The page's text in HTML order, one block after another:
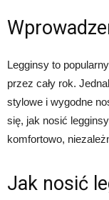
Legginsy to
przez cały rok.
stylowe i wygodne
się, jak nosić
komfortowo,
Jak nosić